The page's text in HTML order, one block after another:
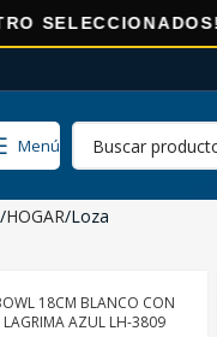
Menú
HOGAR Loza
18CM BLANCO CON
LAGRIMA AZUL LH-3809